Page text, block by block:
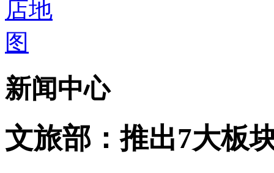
新闻中心
文旅部：推出7大板